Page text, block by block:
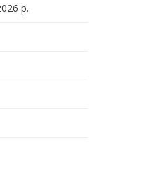
р.